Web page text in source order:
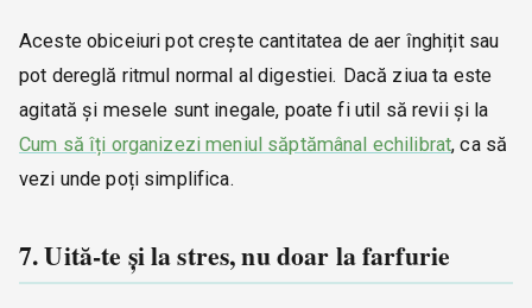
Aceste obiceiuri pot crește cantitatea de aer înghițit sau
pot dereglă ritmul normal al digestiei. Dacă ziua ta este
agitată și mesele sunt inegale, poate fi util să revii și la
Cum să îți organizezi meniul săptămânal echilibrat, ca să
vezi unde poți simplifica.
7. Uită-te și la stres, nu doar la farfurie